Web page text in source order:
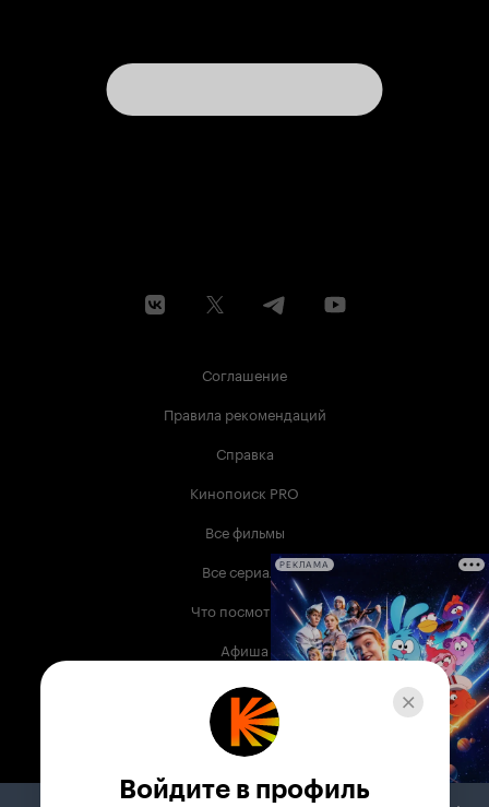
Соглашение
Правила рекомендаций
Справка
Кинопоиск PRO
Все фильмы
Все сериалы
Что посмотреть
Афиша
Музыка
Телепрограмма
РЕКЛАМА
Войдите в профиль